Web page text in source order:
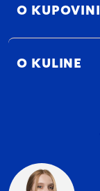
O KUPOVINI
O KULINE